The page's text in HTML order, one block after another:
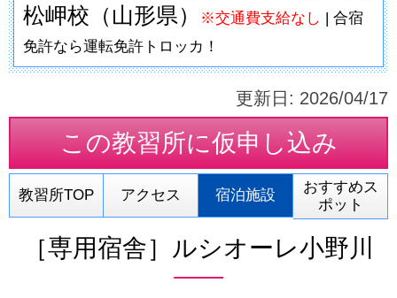
松岬校（山形県）
※交通費支給なし | 合宿
免許なら運転免許トロッカ！
更新日: 2026/04/17
この教習所に仮申し込み
教習所TOP アクセス 宿泊施設
おすすめス
ポット
［専用宿舎］ルシオーレ小野川